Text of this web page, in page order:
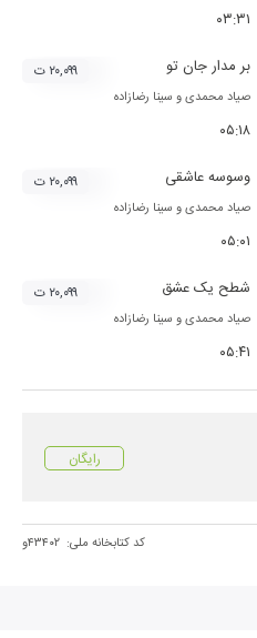
۰۳:۳۱
بر مدار جان تو
صیاد محمدیو سینا رضازاده
۰۵:۱۸
۲۰,۰۹۹ ت
وسوسه عاشقی
صیاد محمدیو سینا رضازاده
۰۵:۰۱
۲۰,۰۹۹ ت
شطح یک عشق
صیاد محمدیو سینا رضازاده
۰۵:۴۱
۲۰,۰۹۹ ت
رایگان
کد کتابخانه ملی: ۴۳۴۰۲و